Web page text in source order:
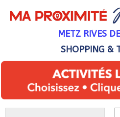
METZ RIVES
SHOPPING &